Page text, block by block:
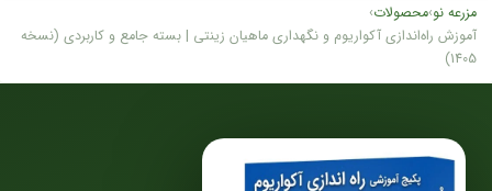
مزرعه نو›محصولات›
آموزش راه‌اندازی آکواریوم و نگهداری ماهیان زینتی | بسته جامع و کاربردی (نسخه
1405)